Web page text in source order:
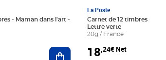
- Maman dans l'art -
Ajouter au panier
La Poste
Carnet de 12 timbres - Le
Lettre verte
20g / France
18,24€ Net